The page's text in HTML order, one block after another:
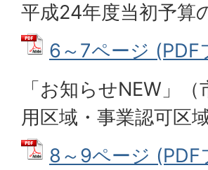
平成24年度当初予算
6～7ページ
「お知らせNEW」
用区域・事業認可区
8～9ページ